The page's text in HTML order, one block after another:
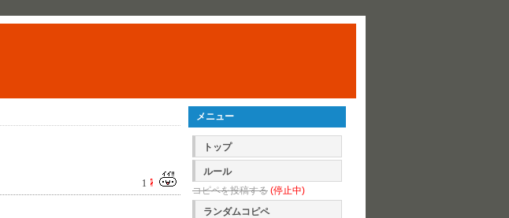
1
メニュー
トップ
ルール
コピペを投稿する (停止中)
ランダムコピペ